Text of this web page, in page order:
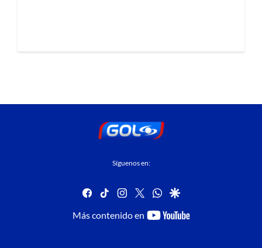
Síguenos en:
facebook
tiktok instagram
twitterwhatsapp
google
Más contenido en
youtube-